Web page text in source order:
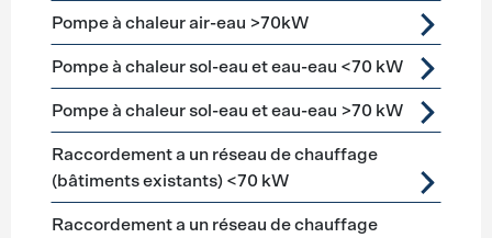
Pompe à chaleur air-eau >70kW
Pompe à chaleur sol-eau et eau-eau <70 kW
Pompe à chaleur sol-eau et eau-eau >70 kW
Raccordement a un réseau de chauffage
(bâtiments existants) <70 kW
Raccordement a un réseau de chauffage